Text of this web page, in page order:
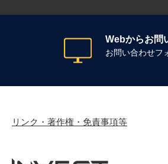
Webからお問
お問い合わせフ
リンク・著作権・免責事項等